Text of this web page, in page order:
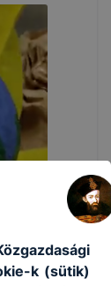
k (sütik)